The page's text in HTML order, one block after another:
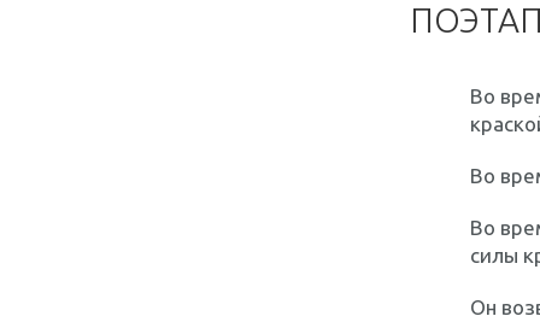
Во
Во
Во
силы
Он